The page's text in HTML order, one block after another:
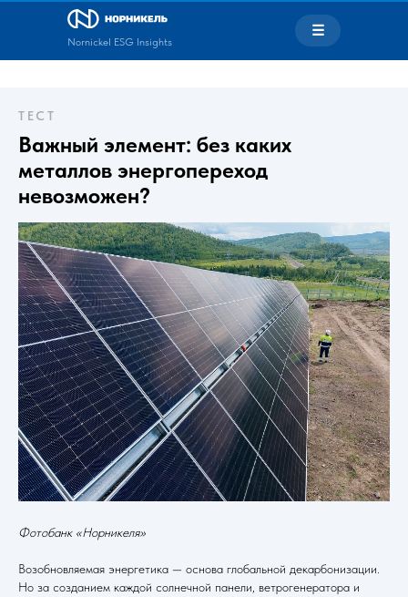
☰
Nornickel ESG Insights
ТЕСТ
Важный элемент: без каких
металлов энергопереход
невозможен?
Фотобанк «Норникеля»
Возобновляемая энергетика — основа глобальной декарбонизации.
Но за созданием каждой солнечной панели, ветрогенератора и